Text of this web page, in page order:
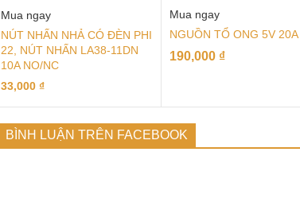
Mua ngay
NÚT NHẤN NHẢ CÓ ĐÈN PHI
22, NÚT NHẤN LA38-11DN
10A NO/NC
33,000 ₫
Mua ngay
NGUỒN TỔ ONG 5V 20A
190,000 ₫
BÌNH LUẬN TRÊN FACEBOOK